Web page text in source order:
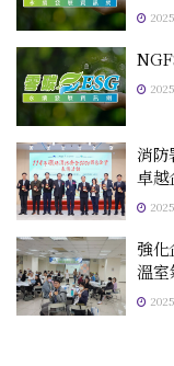
消
卓越
強
溫室